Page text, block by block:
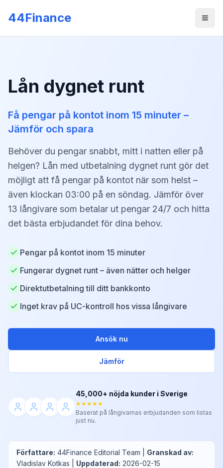
44Finance
Lån dygnet runt
Få pengar på kontot inom 15 minuter –
Jämför och spara
Behöver du pengar snabbt, mitt i natten eller på
helgen? Lån med utbetalning dygnet runt gör det
möjligt att få pengar på kontot när som helst –
även klockan 03:00 på en söndag. Jämför över
13 långivare som betalar ut pengar 24/7 och hitta
det bästa erbjudandet för dina behov.
Pengar på kontot inom 15 minuter
Fungerar dygnet runt – även nätter och helger
Direktutbetalning till ditt bankkonto
Inget krav på UC-kontroll hos vissa långivare
Ansök nu
Jämför
45,000+ nöjda kunder i Sverige
★★★★★
Baserat på långivarnas erbjudanden som listas
just nu.
Författare: 44Finance Editorial Team Granskad av:
Vladislav Kotkas
Uppdaterad: 2026-02-15